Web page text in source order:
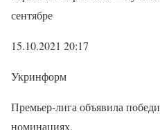
сентябре
15.10.2021 20:17
Укринформ
Премьер-лига объявила
номинациях.